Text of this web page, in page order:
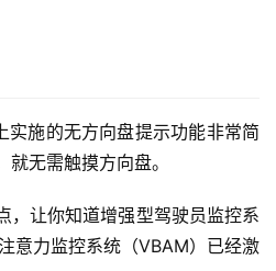
实施的无方向盘提示功能非常简
无需触摸方向盘。
，让你知道增强型驾驶员监控系
意力监控系统（VBAM）已经激